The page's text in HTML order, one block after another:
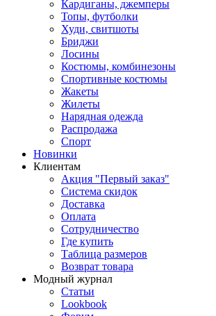
Кардиганы, джемперы
Топы, футболки
Худи, свитшоты
Бриджи
Лосины
Костюмы, комбинезоны
Спортивные костюмы
Жакеты
Жилеты
Нарядная одежда
Распродажа
Спорт
Новинки
Клиентам
Акция "Первый заказ"
Система скидок
Доставка
Оплата
Сотрудничество
Где купить
Таблица размеров
Возврат товара
Модный журнал
Статьи
Lookbook